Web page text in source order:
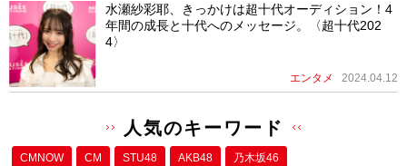
水瀬紗彩耶、きっかけは超十代オーディション！4
年間の成長と十代へのメッセージ。〈超十代202
4〉
エンタメ 2024.04.12
人気のキーワード
CMNOW CM STU48 AKB48 乃木坂46